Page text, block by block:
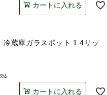
カートに入れる
冷蔵庫ガラスポット 1.4リッ
込
カートに入れる